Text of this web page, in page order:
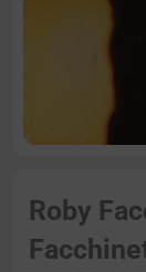
Roby